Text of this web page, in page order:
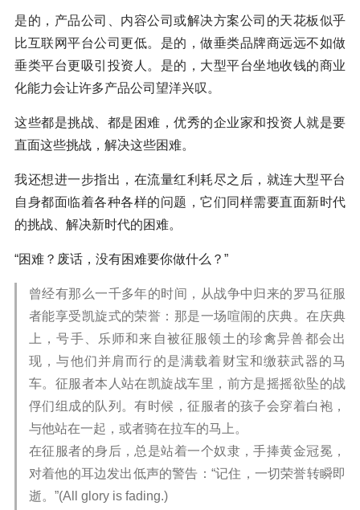
是的，产品公司、内容公司或解决方案公司的天花板似乎
比互联网平台公司更低。是的，做垂类品牌商远远不如做
垂类平台更吸引投资人。是的，大型平台坐地收钱的商业
化能力会让许多产品公司望洋兴叹。
这些都是挑战、都是困难，优秀的企业家和投资人就是要
直面这些挑战，解决这些困难。
我还想进一步指出，在流量红利耗尽之后，就连大型平台
自身都面临着各种各样的问题，它们同样需要直面新时代
的挑战、解决新时代的困难。
“困难？废话，没有困难要你做什么？”
曾经有那么一千多年的时间，从战争中归来的罗马征服
者能享受凯旋式的荣誉：那是一场喧闹的庆典。在庆典
上，号手、乐师和来自被征服领土的珍禽异兽都会出
现，与他们并肩而行的是满载着财宝和缴获武器的马
车。征服者本人站在凯旋战车里，前方是摇摇欲坠的战
俘们组成的队列。有时候，征服者的孩子会穿着白袍，
与他站在一起，或者骑在拉车的马上。
在征服者的身后，总是站着一个奴隶，手捧黄金冠冕，
对着他的耳边发出低声的警告：“记住，一切荣誉转瞬即
逝。”(All glory is fading.)